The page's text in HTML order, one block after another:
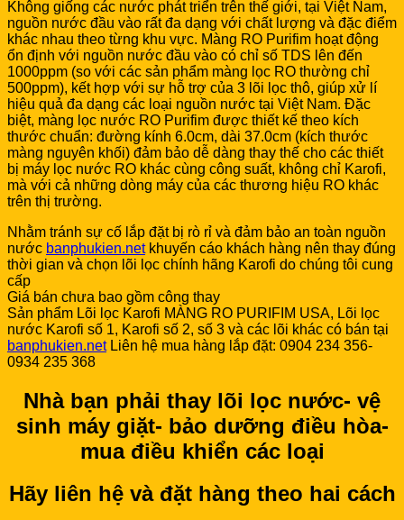
Không giống các nước phát triển trên thế giới, tại Việt Nam,
nguồn nước đầu vào rất đa dạng với chất lượng và đặc điểm
khác nhau theo từng khu vực. Màng RO Purifim hoạt động
ổn định với nguồn nước đầu vào có chỉ số TDS lên đến
1000ppm (so với các sản phẩm màng lọc RO thường chỉ
500ppm), kết hợp với sự hỗ trợ của 3 lõi lọc thô, giúp xử lí
hiệu quả đa dạng các loại nguồn nước tại Việt Nam. Đặc
biệt, màng lọc nước RO Purifim được thiết kế theo kích
thước chuẩn: đường kính 6.0cm, dài 37.0cm (kích thước
màng nguyên khối) đảm bảo dễ dàng thay thế cho các thiết
bị máy lọc nước RO khác cùng công suất, không chỉ Karofi,
mà với cả những dòng máy của các thương hiệu RO khác
trên thị trường.
Nhằm tránh sự cố lắp đặt bị rò rỉ và đảm bảo an toàn nguồn
nước banphukien.netkhuyến cáo khách hàng nên thay đúng
thời gian và chọn lõi lọc chính hãng Karofi do chúng tôi cung
cấp
Giá bán chưa bao gồm công thay
Sản phẩm Lõi lọc Karofi MÀNG RO PURIFIM USA, Lõi lọc
nước Karofi số 1, Karofi số 2, số 3 và các lõi khác có bán tại
banphukien.netLiên hệ mua hàng lắp đặt: 0904 234 356-
0934 235 368
Nhà bạn phải thay lõi lọc nước- vệ
sinh máy giặt- bảo dưỡng điều hòa-
mua điều khiển các loại
Hãy liên hệ và đặt hàng theo hai cách